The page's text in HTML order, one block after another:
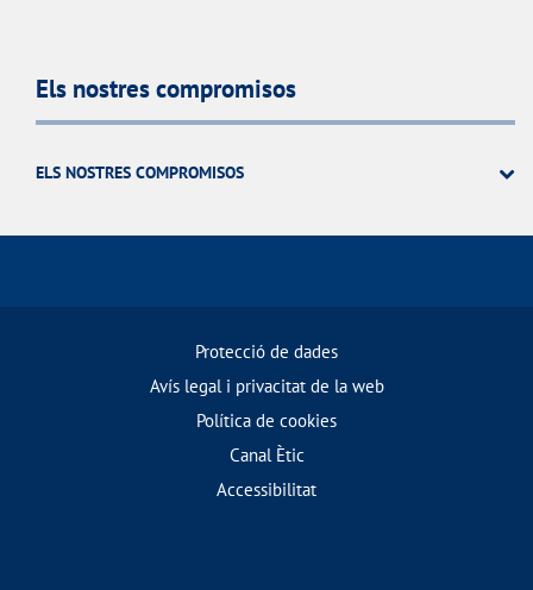
Els nostres compromisos
ELS NOSTRES COMPROMISOS
Protecció de dades
Avís legal i privacitat de la web
Política de cookies
Canal Ètic
Accessibilitat